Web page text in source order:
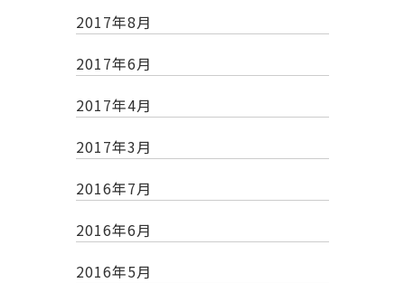
2017年8月
2017年6月
2017年4月
2017年3月
2016年7月
2016年6月
2016年5月